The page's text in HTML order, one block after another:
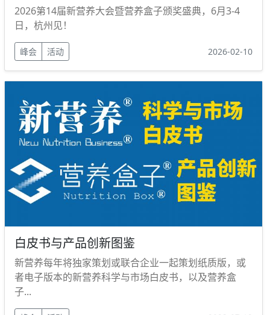
2026第14届新营养大会暨营养盒子颁奖盛典，6月3-4
日，杭州见！
峰会 活动 2026-02-10
白皮书与产品创新图鉴
新营养每年将独家策划或联合企业一起策划纸质版，或
者电子版本的新营养科学与市场白皮书，以及营养盒
子...